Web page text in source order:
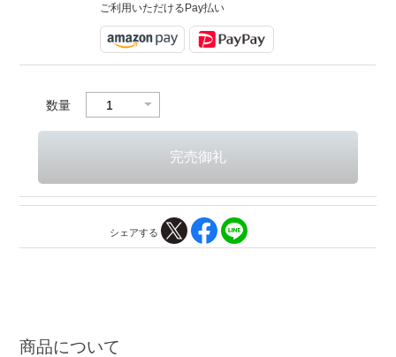
ご利用いただけるPay払い
数量
シェアする
商品について